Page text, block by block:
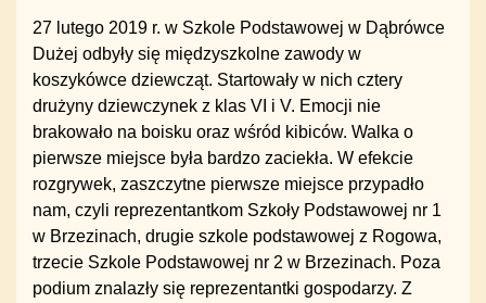
27 lutego 2019 r. w Szkole Podstawowej w Dąbrówce
Dużej odbyły się międzyszkolne zawody w
koszykówce dziewcząt. Startowały w nich cztery
drużyny dziewczynek z klas VI i V. Emocji nie
brakowało na boisku oraz wśród kibiców. Walka o
pierwsze miejsce była bardzo zaciekła. W efekcie
rozgrywek, zaszczytne pierwsze miejsce przypadło
nam, czyli reprezentantkom Szkoły Podstawowej nr 1
w Brzezinach, drugie szkole podstawowej z Rogowa,
trzecie Szkole Podstawowej nr 2 w Brzezinach. Poza
podium znalazły się reprezentantki gospodarzy. Z